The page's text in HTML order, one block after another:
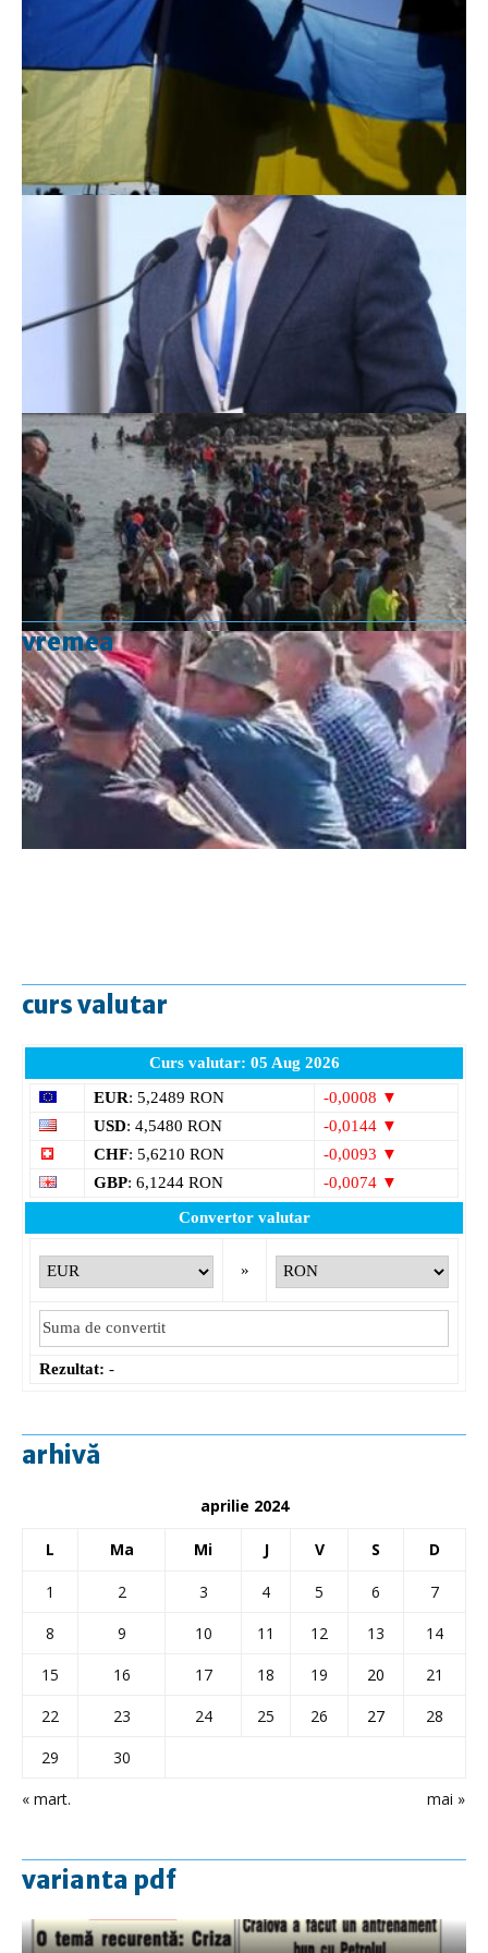
vremea
curs valutar
Curs valutar: 05 Aug 2026
EUR: 5,2489 RON
-0,0008 ▼
USD: 4,5480 RON
-0,0144 ▼
CHF: 5,6210 RON
-0,0093 ▼
GBP: 6,1244 RON
-0,0074 ▼
Convertor valutar
»
Rezultat: -
arhivă
aprilie 2024
L Ma Mi J V S D
« mart. mai »
1 2 3 4 5 6
7
8
9 10 11 12 13
14
15
16 17 18 19 20
21
22
23 24 25 26 27
28
29
30
varianta pdf